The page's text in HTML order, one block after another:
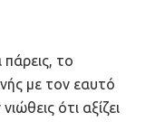
το
με τον εαυτό
ότι αξίζει